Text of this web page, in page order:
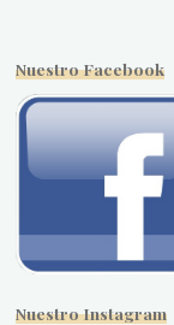
Nuestro Facebook
Nuestro Instagram